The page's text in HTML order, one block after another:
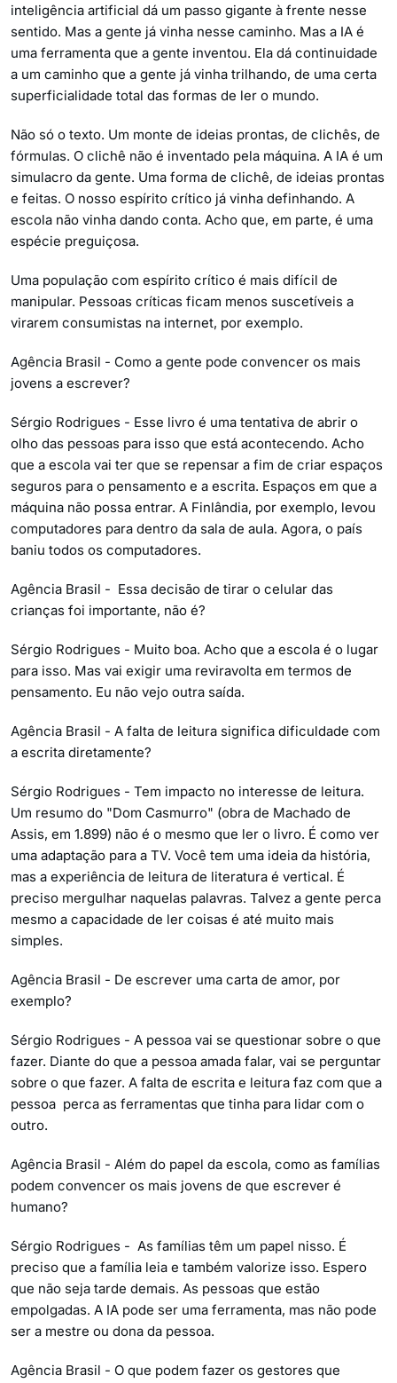
inteligência artificial dá um passo gigante à frente nesse
sentido. Mas a gente já vinha nesse caminho. Mas a IA é
uma ferramenta que a gente inventou. Ela dá continuidade
a um caminho que a gente já vinha trilhando, de uma certa
superficialidade total das formas de ler o mundo.
Não só o texto. Um monte de ideias prontas, de clichês, de
fórmulas. O clichê não é inventado pela máquina. A IA é um
simulacro da gente. Uma forma de clichê, de ideias prontas
e feitas. O nosso espírito crítico já vinha definhando. A
escola não vinha dando conta. Acho que, em parte, é uma
espécie preguiçosa.
Uma população com espírito crítico é mais difícil de
manipular. Pessoas críticas ficam menos suscetíveis a
virarem consumistas na internet, por exemplo.
Agência Brasil - Como a gente pode convencer os mais
jovens a escrever?
Sérgio Rodrigues - Esse livro é uma tentativa de abrir o
olho das pessoas para isso que está acontecendo. Acho
que a escola vai ter que se repensar a fim de criar espaços
seguros para o pensamento e a escrita. Espaços em que a
máquina não possa entrar. A Finlândia, por exemplo, levou
computadores para dentro da sala de aula. Agora, o país
baniu todos os computadores.
Agência Brasil - Essa decisão de tirar o celular das
crianças foi importante, não é?
Sérgio Rodrigues - Muito boa. Acho que a escola é o lugar
para isso. Mas vai exigir uma reviravolta em termos de
pensamento. Eu não vejo outra saída.
Agência Brasil - A falta de leitura significa dificuldade com
a escrita diretamente?
Sérgio Rodrigues - Tem impacto no interesse de leitura.
Um resumo do "Dom Casmurro" (obra de Machado de
Assis, em 1.899) não é o mesmo que ler o livro. É como ver
uma adaptação para a TV. Você tem uma ideia da história,
mas a experiência de leitura de literatura é vertical. É
preciso mergulhar naquelas palavras. Talvez a gente perca
mesmo a capacidade de ler coisas é até muito mais
simples.
Agência Brasil - De escrever uma carta de amor, por
exemplo?
Sérgio Rodrigues - A pessoa vai se questionar sobre o que
fazer. Diante do que a pessoa amada falar, vai se perguntar
sobre o que fazer. A falta de escrita e leitura faz com que a
pessoa perca as ferramentas que tinha para lidar com o
outro.
Agência Brasil - Além do papel da escola, como as famílias
podem convencer os mais jovens de que escrever é
humano?
Sérgio Rodrigues - As famílias têm um papel nisso. É
preciso que a família leia e também valorize isso. Espero
que não seja tarde demais. As pessoas que estão
empolgadas. A IA pode ser uma ferramenta, mas não pode
ser a mestre ou dona da pessoa.
Agência Brasil - O que podem fazer os gestores que